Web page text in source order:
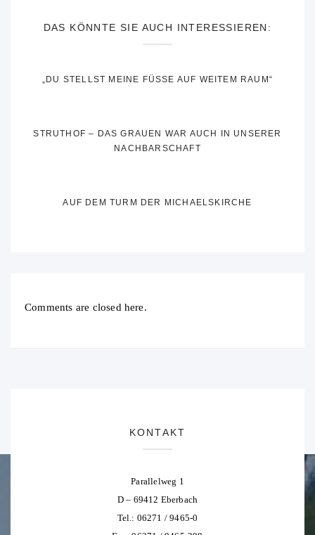
DAS KÖNNTE SIE AUCH INTERESSIEREN:
„DU STELLST MEINE FÜSSE AUF WEITEM RAUM“
STRUTHOF – DAS GRAUEN WAR AUCH IN UNSERER
NACHBARSCHAFT
AUF DEM TURM DER MICHAELSKIRCHE
Comments are closed here.
KONTAKT
Parallelweg 1
D – 69412 Eberbach
Tel.: 06271 / 9465-0